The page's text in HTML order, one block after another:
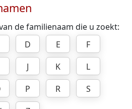
de familienaam die u zoekt:
D E
F
J K
L
P R
S